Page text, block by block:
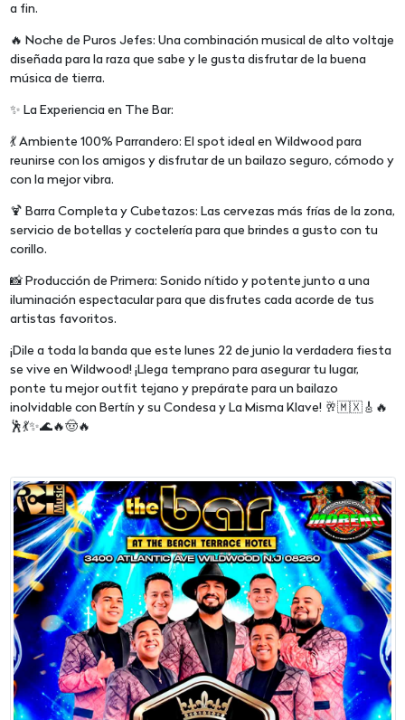
a fin.
🔥 Noche de Puros Jefes: Una combinación musical de alto voltaje
diseñada para la raza que sabe y le gusta disfrutar de la buena
música de tierra.
✨ La Experiencia en The Bar:
💃 Ambiente 100% Parrandero: El spot ideal en Wildwood para
reunirse con los amigos y disfrutar de un bailazo seguro, cómodo y
con la mejor vibra.
🍹 Barra Completa y Cubetazos: Las cervezas más frías de la zona,
servicio de botellas y coctelería para que brindes a gusto con tu
corillo.
📸 Producción de Primera: Sonido nítido y potente junto a una
iluminación espectacular para que disfrutes cada acorde de tus
artistas favoritos.
¡Dile a toda la banda que este lunes 22 de junio la verdadera fiesta
se vive en Wildwood! ¡Llega temprano para asegurar tu lugar,
ponte tu mejor outfit tejano y prepárate para un bailazo
inolvidable con Bertín y su Condesa y La Misma Klave! 🥂🇲🇽🎸🔥
🕺💃✨🌊🔥🤠🔥